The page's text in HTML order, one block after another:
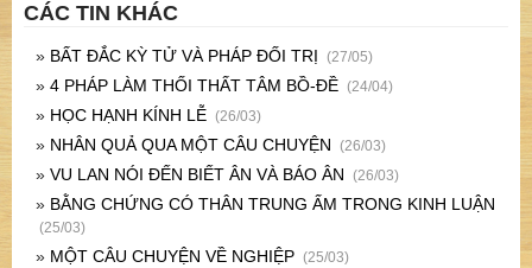
CÁC TIN KHÁC
» BẤT ĐẮC KỲ TỬ VÀ PHÁP ĐỐI TRỊ (27/05)
» 4 PHÁP LÀM THỐI THẤT TÂM BỒ-ĐỀ (24/04)
» HỌC HẠNH KÍNH LỄ (26/03)
» NHÂN QUẢ QUA MỘT CÂU CHUYỆN (26/03)
» VU LAN NÓI ĐẾN BIẾT ÂN VÀ BÁO ÂN (26/03)
» BẰNG CHỨNG CÓ THÂN TRUNG ẤM TRONG KINH LUẬN
(25/03)
» MỘT CÂU CHUYỆN VỀ NGHIỆP (25/03)